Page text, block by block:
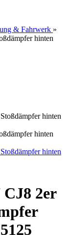
& Fahrwerk »
hinten
hinten
CJ8 2er